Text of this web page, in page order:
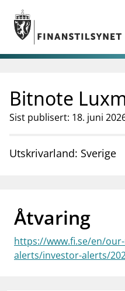
Gå til hovedinnhold
Gå til søkesiden
nettstedet
Tilsyn
Finanstilsynets registre
businessOm Finanstilsynet
mail_outlineKontakt oss
Bitnote
Sist publisert: 18. juni
Utskrivarland: Sverige
Åtvaring
https://www.fi.se/en/
alerts/investor-alerts/